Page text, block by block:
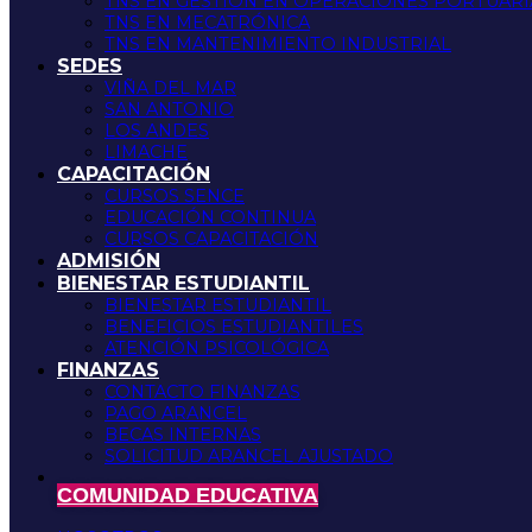
TNS EN MECATRÓNICA
TNS EN MANTENIMIENTO INDUSTRIAL
SEDES
VIÑA DEL MAR
SAN ANTONIO
LOS ANDES
LIMACHE
CAPACITACIÓN
CURSOS SENCE
EDUCACIÓN CONTINUA
CURSOS CAPACITACIÓN
ADMISIÓN
BIENESTAR ESTUDIANTIL
BIENESTAR ESTUDIANTIL
BENEFICIOS ESTUDIANTILES
ATENCIÓN PSICOLÓGICA
FINANZAS
CONTACTO FINANZAS
PAGO ARANCEL
BECAS INTERNAS
SOLICITUD ARANCEL AJUSTADO
COMUNIDAD EDUCATIVA